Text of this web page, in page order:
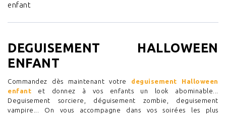
enfant
DEGUISEMENT HALLOWEEN
ENFANT
Commandez dès maintenant votre
deguisement Halloween
enfant
et donnez à vos enfants un look abominable...
Deguisement sorciere, déguisement zombie, deguisement
vampire... On vous accompagne dans vos soirées les plus